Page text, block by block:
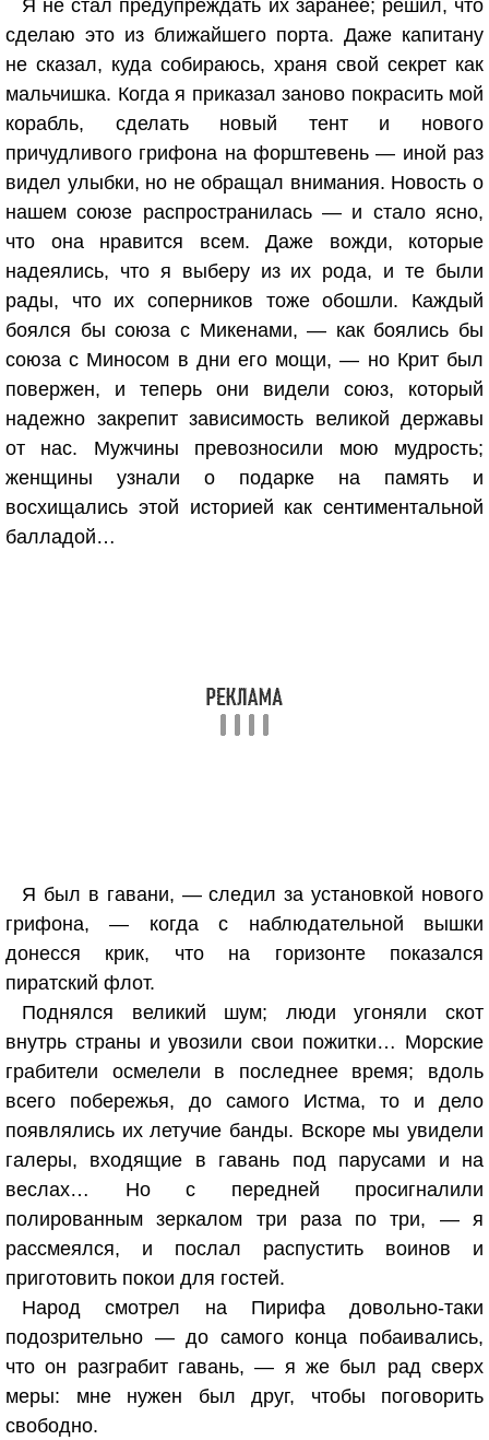
Я не стал предупреждать их заранее; решил, что
сделаю это из ближайшего порта. Даже капитану
не сказал, куда собираюсь, храня свой секрет как
мальчишка. Когда я приказал заново покрасить мой
корабль, сделать новый тент и нового
причудливого грифона на форштевень — иной раз
видел улыбки, но не обращал внимания. Новость о
нашем союзе распространилась — и стало ясно,
что она нравится всем. Даже вожди, которые
надеялись, что я выберу из их рода, и те были
рады, что их соперников тоже обошли. Каждый
боялся бы союза с Микенами, — как боялись бы
союза с Миносом в дни его мощи, — но Крит был
повержен, и теперь они видели союз, который
надежно закрепит зависимость великой державы
от нас. Мужчины превозносили мою мудрость;
женщины узнали о подарке на память и
восхищались этой историей как сентиментальной
балладой…
Я был в гавани, — следил за установкой нового
грифона, — когда с наблюдательной вышки
донесся крик, что на горизонте показался
пиратский флот.
Поднялся великий шум; люди угоняли скот
внутрь страны и увозили свои пожитки… Морские
грабители осмелели в последнее время; вдоль
всего побережья, до самого Истма, то и дело
появлялись их летучие банды. Вскоре мы увидели
галеры, входящие в гавань под парусами и на
веслах… Но с передней просигналили
полированным зеркалом три раза по три, — я
рассмеялся, и послал распустить воинов и
приготовить покои для гостей.
Народ смотрел на Пирифа довольно-таки
подозрительно — до самого конца побаивались,
что он разграбит гавань, — я же был рад сверх
меры: мне нужен был друг, чтобы поговорить
свободно.